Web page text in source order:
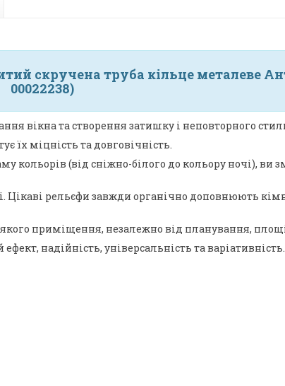
скручена труба кільце металеве
00022238)
вікна та створення затишку і неповторного
їх міцність та довговічність.
(від сніжно-білого до кольору ночі), ви
Цікаві рельєфи завжди органічно доповнюють
приміщення, незалежно від планування, площі
надійність, універсальність та варіативність.